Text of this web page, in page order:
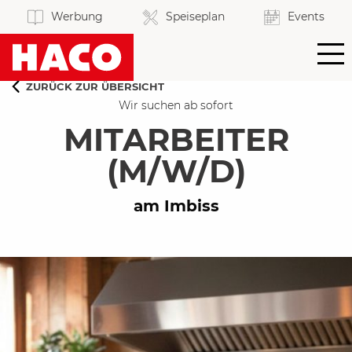
Werbung Speiseplan Events
MEIN KONTO
MODEWELT
GETRÄNKE
MARKT
SPORTHAUS
LEBENSART| LIFESTYLE
SERVICES
REZEPTWELT
UNTERNEHMEN
KARRIERE
ZURÜCK ZUR ÜBERSICHT
Wir suchen ab sofort
MITARBEITER
(M/W/D)
am Imbiss